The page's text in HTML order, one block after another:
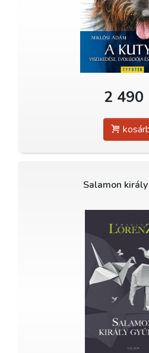
2 490
Salamon